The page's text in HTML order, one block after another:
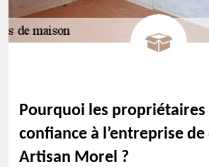
Pourquoi les
confiance à l’entreprise
Artisan Morel ?